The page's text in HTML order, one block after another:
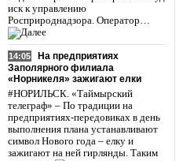
иск к управлению
Росприроднадзора. Оператор…
14:05
На предприятиях
Заполярного филиала
«Норникеля» зажигают елки
#НОРИЛЬСК. «Таймырский
телеграф» – По традиции на
предприятиях-передовиках в день
выполнения плана устанавливают
символ Нового года – елку и
зажигают на ней гирлянды. Таким